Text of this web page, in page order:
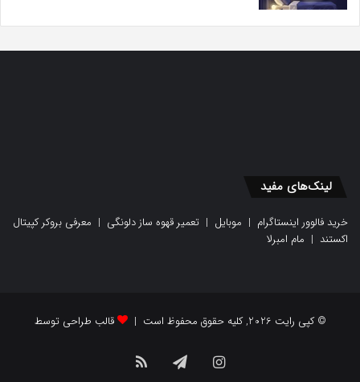
لینک‌های مفید
خرید فالوور اینستاگرام | موبایل | تعمیر قهوه ساز دلونگی | معرفی بروکر کپیتال
اکستند | مام امبرلا
© کپی رایت 2026, کلیه حقوق محفوظ است | قالب طراحی توسط
اینستاگرامتلگرامخوراک